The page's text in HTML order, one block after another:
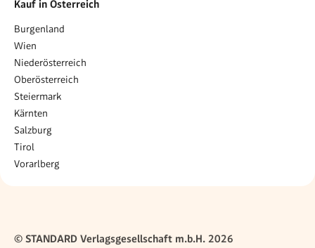
Kauf in Österreich
Burgenland
Wien
Niederösterreich
Oberösterreich
Steiermark
Kärnten
Salzburg
Tirol
Vorarlberg
© STANDARD Verlagsgesellschaft m.b.H. 2026